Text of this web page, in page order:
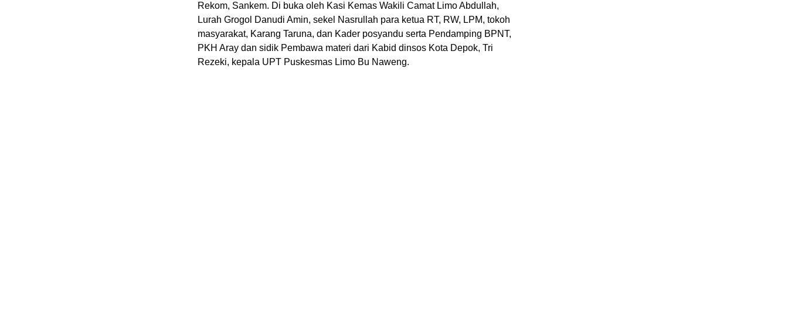
Rekom, Sankem. Di buka oleh Kasi Kemas Wakili Camat Limo Abdullah,
Lurah Grogol Danudi Amin, sekel Nasrullah para ketua RT, RW, LPM, tokoh
masyarakat, Karang Taruna, dan Kader posyandu serta Pendamping BPNT,
PKH Aray dan sidik Pembawa materi dari Kabid dinsos Kota Depok, Tri
Rezeki, kepala UPT Puskesmas Limo Bu Naweng.